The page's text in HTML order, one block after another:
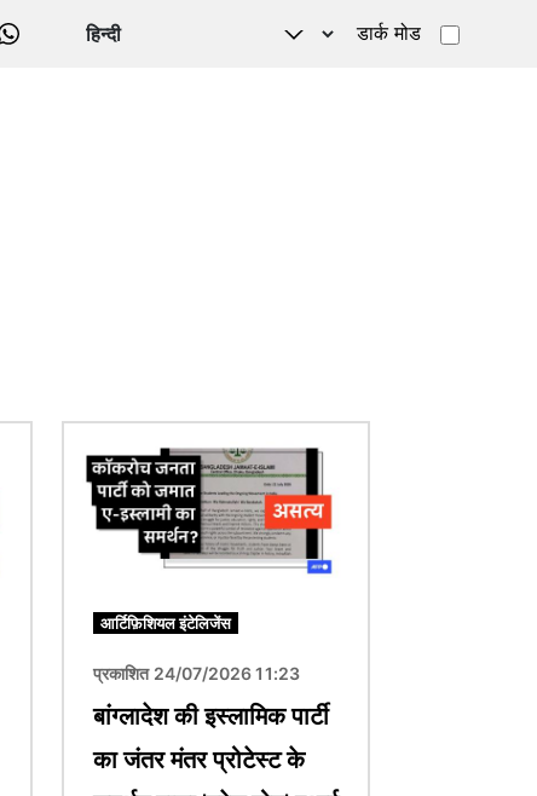
WHATSAPP
डार्क मोड
आर्टिफ़िशियल इंटेलिजेंस
प्रकाशित 24/07/2026 11:23
बांग्लादेश की इस्लामिक पार्टी
का जंतर मंतर प्रोटेस्ट के